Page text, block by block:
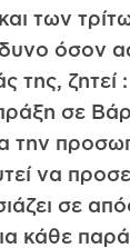
των
όσον
της,
σε
να
σε
κάθε